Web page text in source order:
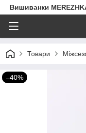
Вишиванки
Товари
–40%